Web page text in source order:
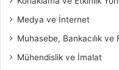
Medya ve İnternet
Muhasebe, Bankacılık ve
Mühendislik ve İmalat